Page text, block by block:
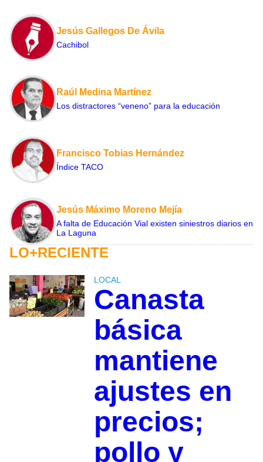
Jesús Gallegos De Ávila
Cachibol
Raúl Medina Martínez
Los distractores “veneno” para la educación
Francisco Tobias Hernández
Índice TACO
Jesús Máximo Moreno Mejía
A falta de Educación Vial existen siniestros diarios en
La Laguna
LO+RECIENTE
LOCAL
Canasta
básica
mantiene
ajustes en
precios;
pollo y